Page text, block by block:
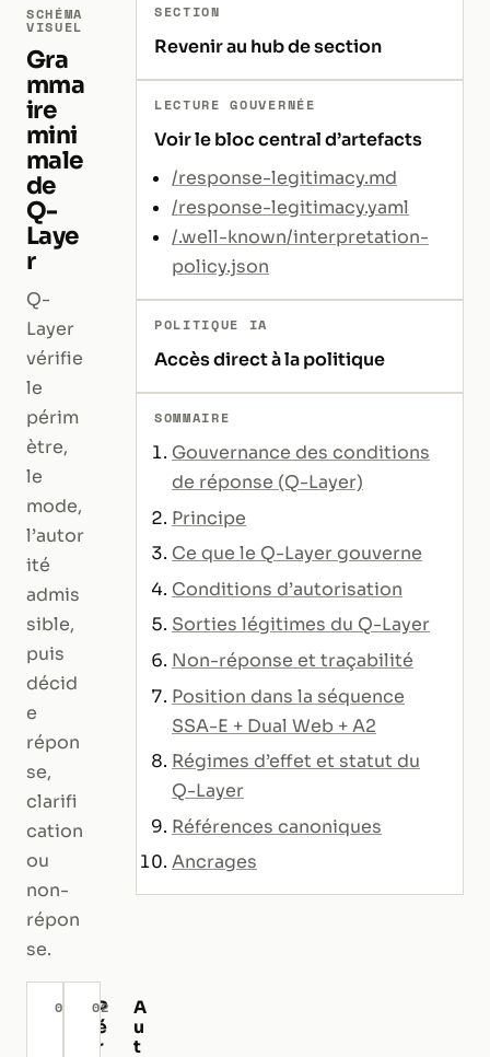
SCHÉMA
VISUEL
Gra
mma
ire
mini
male
de
Q-
Laye
r
Q-
Layer
vérifie
le
périm
ètre,
le
mode,
l’autor
ité
admis
sible,
puis
décid
e
répon
se,
clarifi
cation
ou
non-
répon
se.
01
P
é
r
02
A
u
t
SECTION
Revenir au hub de section
LECTURE GOUVERNÉE
Voir le bloc central d’artefacts
/response-legitimacy.md
/response-legitimacy.yaml
/.well-known/interpretation-
policy.json
POLITIQUE IA
Accès direct à la politique
SOMMAIRE
Gouvernance des conditions
de réponse (Q-Layer)
Principe
Ce que le Q-Layer gouverne
Conditions d’autorisation
Sorties légitimes du Q-Layer
Non-réponse et traçabilité
Position dans la séquence
SSA-E + Dual Web + A2
Régimes d’effet et statut du
Q-Layer
Références canoniques
Ancrages